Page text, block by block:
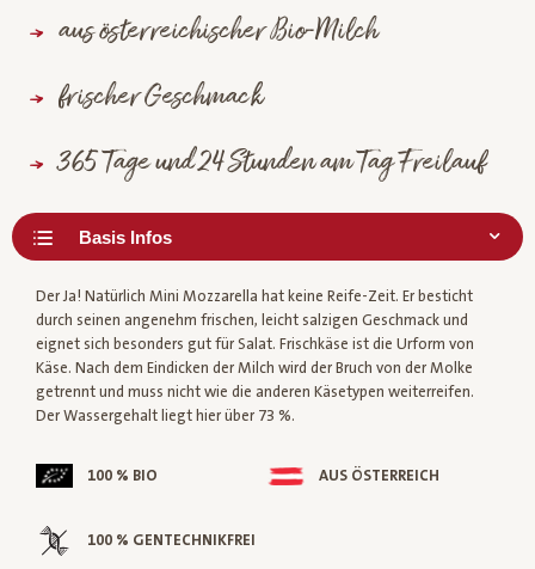
aus österreichischer Bio-Milch
frischer Geschmack
365 Tage und 24 Stunden am Tag Freilauf
Der Ja! Natürlich Mini Mozzarella hat keine Reife-Zeit. Er besticht
durch seinen angenehm frischen, leicht salzigen Geschmack und
eignet sich besonders gut für Salat. Frischkäse ist die Urform von
Käse. Nach dem Eindicken der Milch wird der Bruch von der Molke
getrennt und muss nicht wie die anderen Käsetypen weiterreifen.
Der Wassergehalt liegt hier über 73 %.
100 % BIO AUS ÖSTERREICH
100 % GENTECHNIKFREI